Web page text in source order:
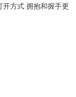
方式 拥抱和握手更